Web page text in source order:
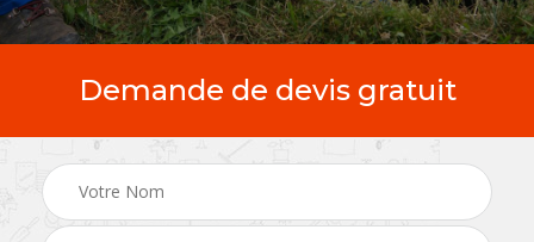
Demande de devis gratuit